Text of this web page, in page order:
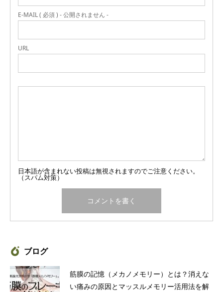
E-MAIL ( 必須 ) - 公開されません -
URL
日本語が含まれない投稿は無視されますのでご注意ください。
（スパム対策）
ブログ
筋膜の記憶（メカノメモリー）とは？消えな
い痛みの原因とマッスルメモリー活用法を解